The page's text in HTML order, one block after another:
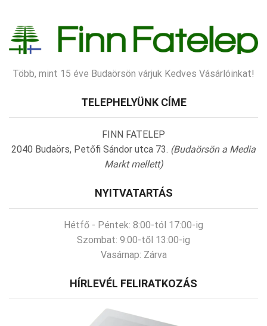
Több, mint 15 éve Budaörsön várjuk Kedves Vásárlóinkat!
TELEPHELYÜNK CÍME
FINN FATELEP
2040 Budaörs, Petőfi Sándor utca 73. (Budaörsön a Media
Markt mellett)
NYITVATARTÁS
Hétfő - Péntek: 8:00-tól 17:00-ig
Szombat: 9:00-től 13:00-ig
Vasárnap: Zárva
HÍRLEVÉL FELIRATKOZÁS